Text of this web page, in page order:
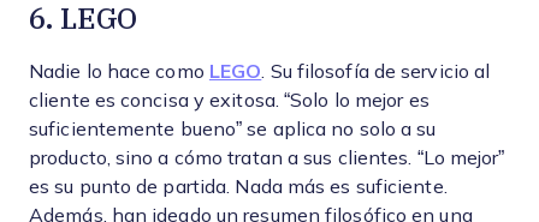
6. LEGO
Nadie lo hace como LEGO . Su filosofía de servicio al
cliente es concisa y exitosa. “Solo lo mejor es
suficientemente bueno” se aplica no solo a su
producto, sino a cómo tratan a sus clientes. “Lo mejor”
es su punto de partida. Nada más es suficiente.
Además, han ideado un resumen filosófico en una